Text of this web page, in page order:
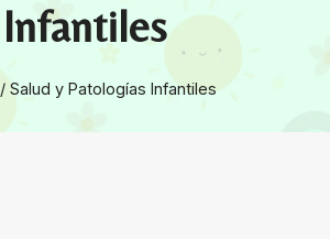
Infantiles
/ Salud y Patologías Infantiles